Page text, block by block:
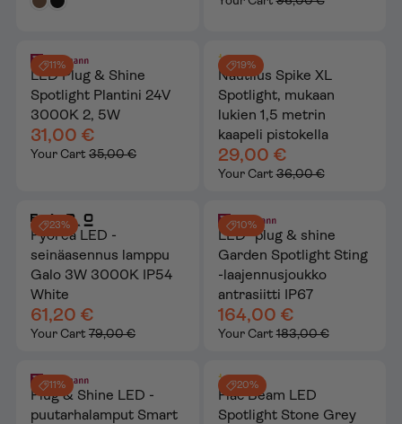
11%
LED Plug & Shine
Spotlight Plantini 24V
3000K 2, 5W
31,00 €
Your Cart 35,00 €
19%
Nautilus Spike XL
Spotlight, mukaan
lukien 1,5 metrin
kaapeli pistokella
29,00 €
Your Cart36,00 €
23%
Pyöreä LED -
seinäasennus lamppu
Galo 3W 3000K IP54
White
61,20 €
Your Cart 79,00 €
10%
LED -plug & shine
Garden Spotlight Sting
-laajennusjoukko
antrasiitti IP67
164,00 €
Your Cart183,00 €
11%
Plug & Shine LED -
puutarhalamput Smart
20%
Flac Beam LED
Spotlight Stone Grey